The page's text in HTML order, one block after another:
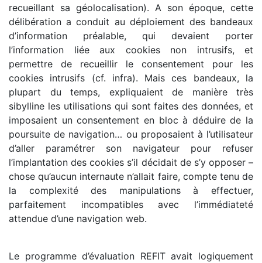
recueillant sa géolocalisation). A son époque, cette
délibération a conduit au déploiement des bandeaux
d’information préalable, qui devaient porter
l’information liée aux cookies non intrusifs, et
permettre de recueillir le consentement pour les
cookies intrusifs (cf. infra). Mais ces bandeaux, la
plupart du temps, expliquaient de manière très
sibylline les utilisations qui sont faites des données, et
imposaient un consentement en bloc à déduire de la
poursuite de navigation… ou proposaient à l’utilisateur
d’aller paramétrer son navigateur pour refuser
l’implantation des cookies s’il décidait de s’y opposer –
chose qu’aucun internaute n’allait faire, compte tenu de
la complexité des manipulations à effectuer,
parfaitement incompatibles avec l’immédiateté
attendue d’une navigation web.
Le programme d’évaluation REFIT avait logiquement